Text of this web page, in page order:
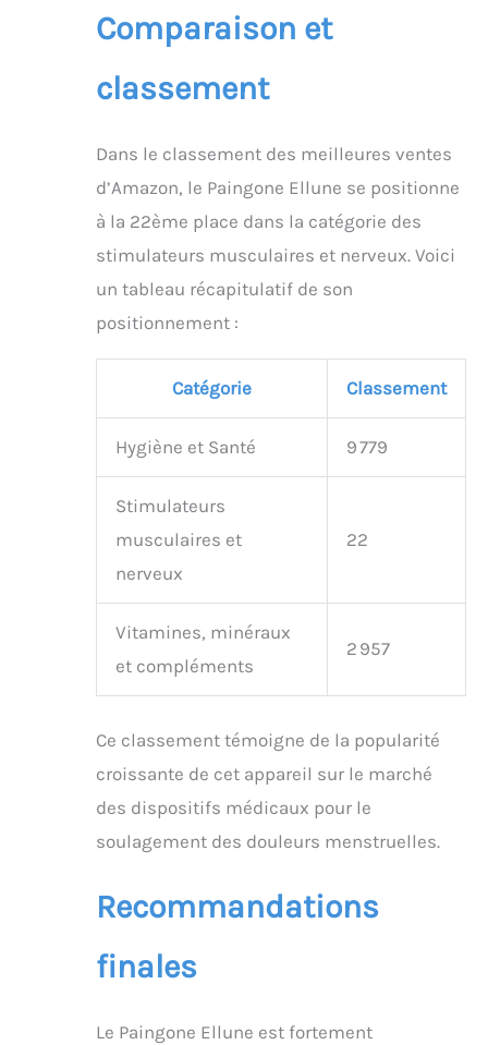
Comparaison et
classement
Dans le classement des meilleures ventes
d’Amazon, le Paingone Ellune se positionne
à la 22ème place dans la catégorie des
stimulateurs musculaires et nerveux. Voici
un tableau récapitulatif de son
positionnement :
Catégorie Classement
Hygiène et Santé 9 779
Stimulateurs
musculaires et
nerveux
22
Vitamines, minéraux
et compléments
2 957
Ce classement témoigne de la popularité
croissante de cet appareil sur le marché
des dispositifs médicaux pour le
soulagement des douleurs menstruelles.
Recommandations
finales
Le Paingone Ellune est fortement